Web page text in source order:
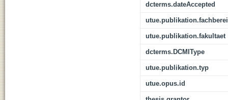
dcterms.dateAccepted
utue.publikation.fakultaet
dcterms.DCMIType
utue.publikation.typ
utue.opus.id